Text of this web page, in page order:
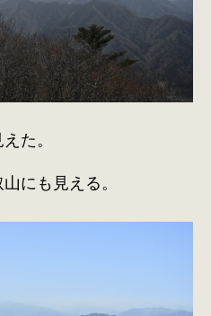
た。
にも見える。